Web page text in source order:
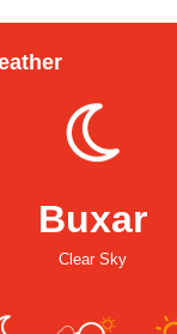
Buxar
Clear Sky